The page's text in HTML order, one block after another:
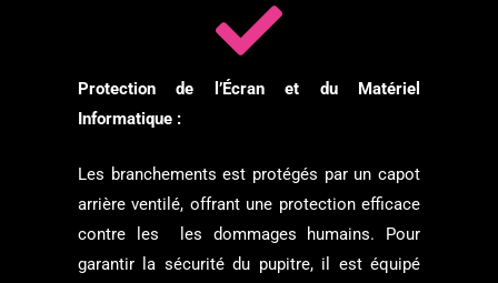
Protection de l’Écran et du Matériel
Informatique :
Les branchements est protégés par un capot
arrière ventilé, offrant une protection efficace
contre les les dommages humains. Pour
garantir la sécurité du pupitre, il est équipé